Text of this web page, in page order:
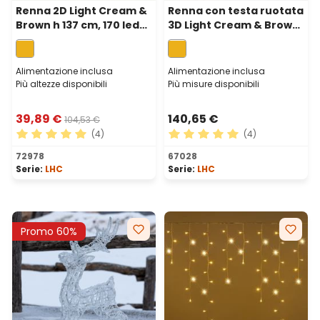
Renna 2D Light Cream &
Brown h 137 cm, 170 led
bianco extra caldo
Alimentazione inclusa
Più altezze disponibili
39,89 € 104,53 €
Valutazione media di 5 su 5 stelle
(4)
72978
Serie: LHC
Renna con testa ruotata
3D Light Cream & Brown
125 cm, 240 led bianco
extra caldo
Alimentazione inclusa
Più misure disponibili
140,65 €
Valutazione media di 5 su
(4)
67028
Serie: LHC
Promo 60%